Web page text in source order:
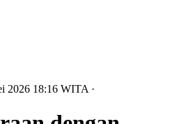
2026 18:16 WITA ·